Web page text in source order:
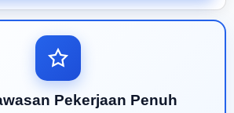
Pekerjaan Penuh